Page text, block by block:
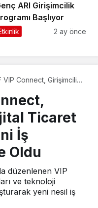
ARI Girişimcilik
Başlıyor
2 ay önce
VIP Connect, Girişimcilik
Sahne Oldu
Ticaret
İş
Oldu
düzenlenen VIP
ve teknoloji
yeni nesil iş